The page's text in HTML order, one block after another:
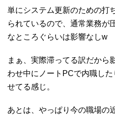
単にシステム更新のための打
られているので、通常業務が
なところぐらいは影響なしw
まぁ、実際滞ってる訳だから
わせ中にノートPCで内職し
せてる感じ。
あとは、やっぱり今の職場の